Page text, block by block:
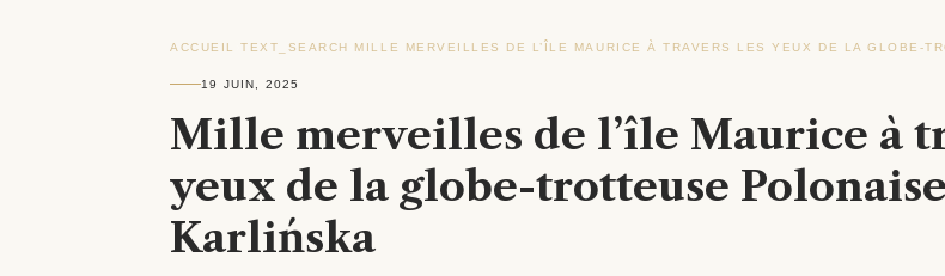
ACCUEIL ›TEXT_SEARCH MILLE MERVEILLES DE L’ÎLE MAURICE À TRAVERS LES YEUX DE LA GLOBE-
19 JUIN, 2025
Mille merveilles de l’île Maurice à
yeux de la globe-trotteuse
Karlińska